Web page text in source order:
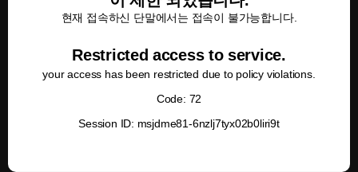
현재 접속하신 단말에서는 접속이 불가능합니다.
Restricted access to service.
your access has been restricted due to policy violations.
Code: 72
Session ID: msjdme81-6nzlj7tyx02b0liri9t